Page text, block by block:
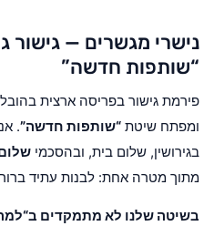
נישרי מגשרים — גישור
“שותפות חדשה”
פירמת גישור בפריסה ארצית
ומפתח שיטת “שותפות חדשה”.
בגירושין, שלום בית, ובהסכמי שלום
מתוך מטרה אחת: לבנות עתיד
בשיטה שלנו לא מתמקדים